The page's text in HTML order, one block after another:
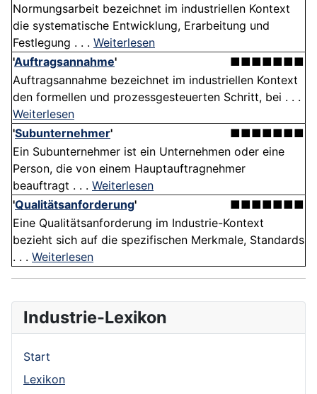
Normungsarbeit bezeichnet im industriellen Kontext
die systematische Entwicklung, Erarbeitung und
Festlegung . . . Weiterlesen
'Auftragsannahme'
■■■■■■■
Auftragsannahme bezeichnet im industriellen Kontext
den formellen und prozessgesteuerten Schritt, bei . . .
Weiterlesen
'Subunternehmer'
■■■■■■■
Ein Subunternehmer ist ein Unternehmen oder eine
Person, die von einem Hauptauftragnehmer
beauftragt . . . Weiterlesen
'Qualitätsanforderung'
■■■■■■■
Eine Qualitätsanforderung im Industrie-Kontext
bezieht sich auf die spezifischen Merkmale, Standards
. . . Weiterlesen
Industrie-Lexikon
Start
Lexikon